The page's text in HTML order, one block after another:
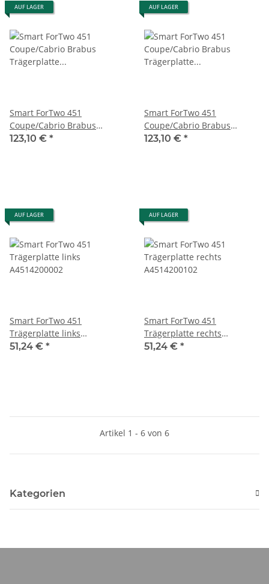
AUF LAGER
Smart ForTwo 451
Coupe/Cabrio Brabus
Trägerplatte Bremstrommel
123,10 € *
AUF LAGER
Smart ForTwo 451
Coupe/Cabrio Brabus
Trägerplatte Bremstrommel
123,10 € *
AUF LAGER
Smart ForTwo 451
Trägerplatte links
A4514200002
51,24 € *
AUF LAGER
Smart ForTwo 451
Trägerplatte rechts
A4514200102
51,24 € *
Artikel 1 - 6 von 6
Kategorien